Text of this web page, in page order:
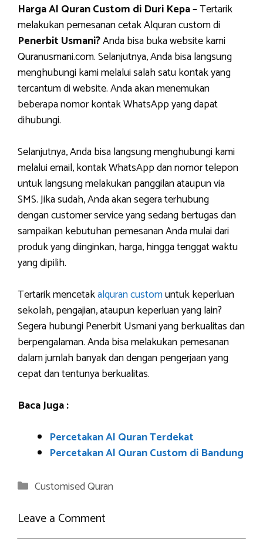
Harga Al Quran Custom di Duri Kepa –Tertarik
melakukan pemesanan cetak Alquran custom di
Penerbit Usmani?Anda bisa buka website kami
Quranusmani.com. Selanjutnya, Anda bisa langsung
menghubungi kami melalui salah satu kontak yang
tercantum di website. Anda akan menemukan
beberapa nomor kontak WhatsApp yang dapat
dihubungi.
Selanjutnya, Anda bisa langsung menghubungi kami
melalui email, kontak WhatsApp dan nomor telepon
untuk langsung melakukan panggilan ataupun via
SMS. Jika sudah, Anda akan segera terhubung
dengan customer service yang sedang bertugas dan
sampaikan kebutuhan pemesanan Anda mulai dari
produk yang diinginkan, harga, hingga tenggat waktu
yang dipilih.
Tertarik mencetakalquran customuntuk keperluan
sekolah, pengajian, ataupun keperluan yang lain?
Segera hubungi Penerbit Usmani yang berkualitas dan
berpengalaman. Anda bisa melakukan pemesanan
dalam jumlah banyak dan dengan pengerjaan yang
cepat dan tentunya berkualitas.
Baca Juga :
Percetakan Al Quran Terdekat
Percetakan Al Quran Custom di Bandung
Categories
Customised Quran
Leave a Comment